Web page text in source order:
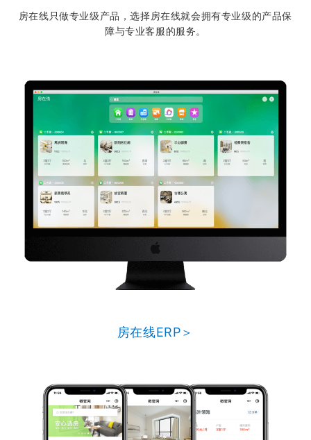
房在线只做专业级产品，选择房在线就会拥有专业级的产品保
障与专业客服的服务。
房在线ERP＞